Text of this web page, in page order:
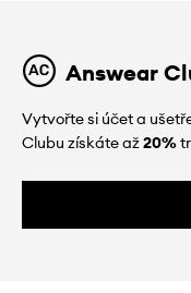
Answear
Vytvořte si účet a
Clubu získáte až20%